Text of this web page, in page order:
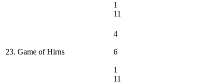
1
11
23. Game of Hirns
4
6
1
11